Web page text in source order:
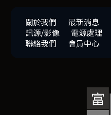
關於我們 最新消息
訊源/影像
電源處理
聯絡我們
會員中心